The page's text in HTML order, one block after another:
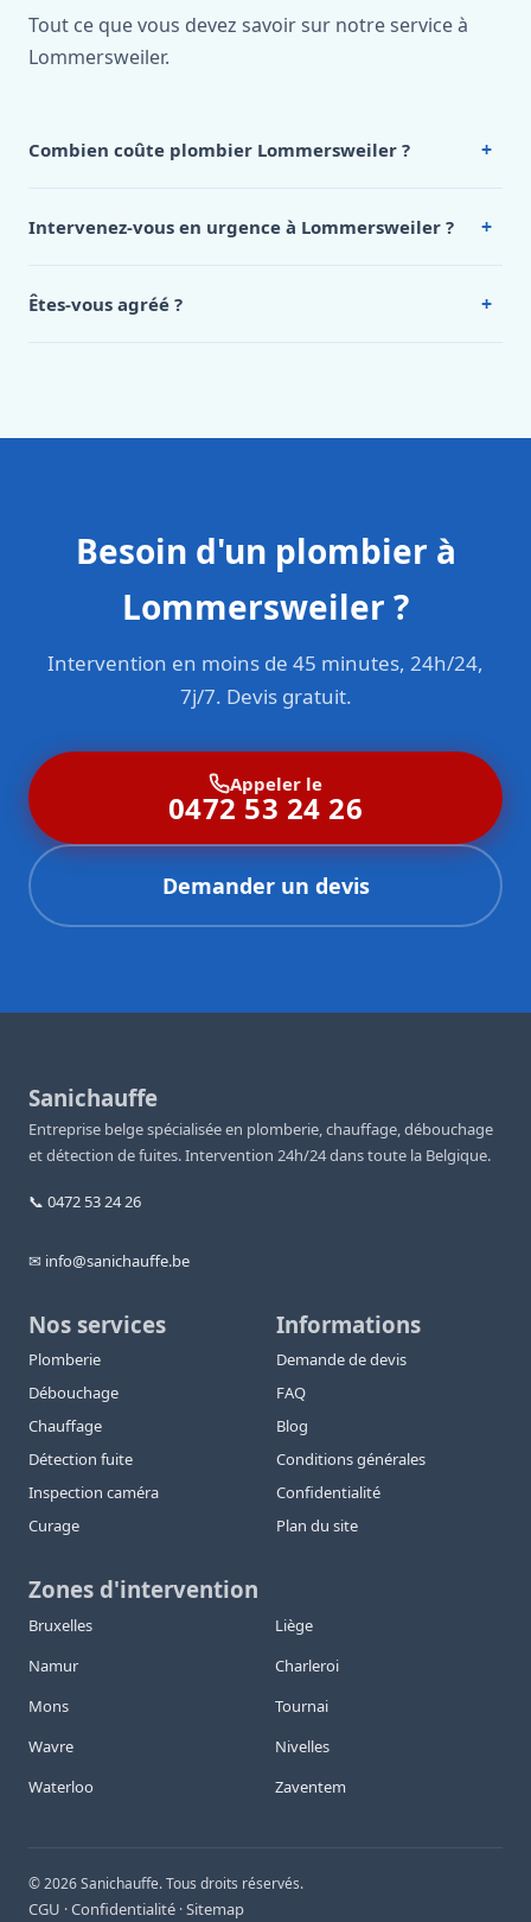
Tout ce que vous devez savoir sur notre service à
Lommersweiler.
Combien coûte plombier Lommersweiler ? +
Lommersweiler, appelez le 0472 53 24 26.
Intervenez-vous en urgence à Lommersweiler ? +
Êtes-vous agréé ? +
Besoin d'un plombier à
Lommersweiler ?
Intervention en moins de 45 minutes, 24h/24,
7j/7. Devis gratuit.
Appeler le
0472 53 24 26
Demander un devis
Sanichauffe
Entreprise belge spécialisée en plomberie, chauffage, débouchage
et détection de fuites. Intervention 24h/24 dans toute la Belgique.
📞 0472 53 24 26
✉ info@sanichauffe.be
Nos services
Plomberie
Débouchage
Chauffage
Détection fuite
Inspection caméra
Curage
Informations
Demande de devis
FAQ
Blog
Conditions générales
Confidentialité
Plan du site
Zones d'intervention
Bruxelles
Liège
Namur
Charleroi
Mons
Tournai
Wavre
Nivelles
Waterloo
Zaventem
©2026Sanichauffe. Tous droits réservés.
CGU ·Confidentialité ·Sitemap